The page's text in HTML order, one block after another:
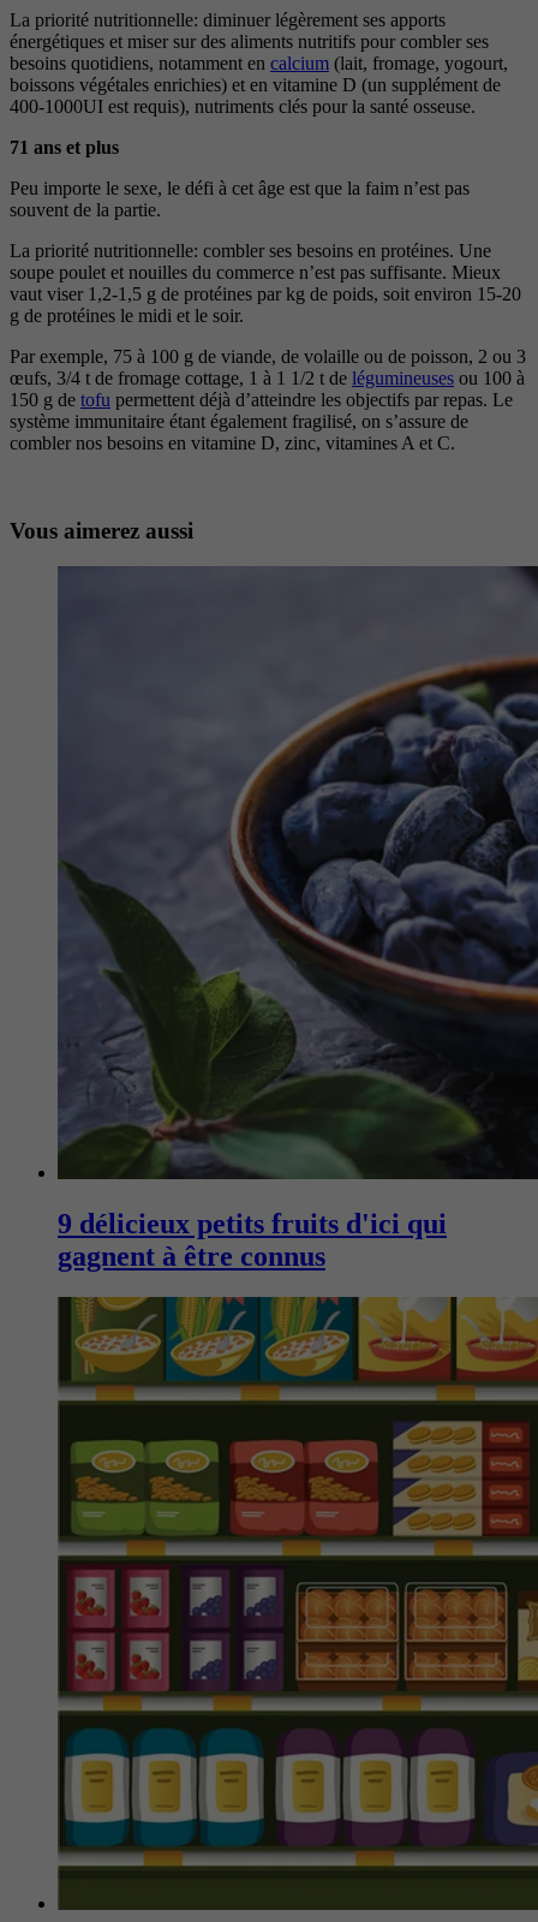
La priorité nutritionnelle: diminuer légèrement ses apports
énergétiques et miser sur des aliments nutritifs pour combler ses
besoins quotidiens, notamment en calcium (lait, fromage, yogourt,
boissons végétales enrichies) et en vitamine D (un supplément de
400-1000UI est requis), nutriments clés pour la santé osseuse.
71 ans et plus
Peu importe le sexe, le défi à cet âge est que la faim n’est pas
souvent de la partie.
La priorité nutritionnelle: combler ses besoins en protéines. Une
soupe poulet et nouilles du commerce n’est pas suffisante. Mieux
vaut viser 1,2-1,5 g de protéines par kg de poids, soit environ 15-20
g de protéines le midi et le soir.
Par exemple, 75 à 100 g de viande, de volaille ou de poisson, 2 ou 3
œufs, 3/4 t de fromage cottage, 1 à 1 1/2 t de légumineuses ou 100 à
150 g de tofu permettent déjà d’atteindre les objectifs par repas. Le
système immunitaire étant également fragilisé, on s’assure de
combler nos besoins en vitamine D, zinc, vitamines A et C.
Vous aimerez aussi
9 délicieux petits fruits d'ici qui
gagnent à être connus